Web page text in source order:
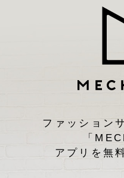
ファッション
「
アプリを無